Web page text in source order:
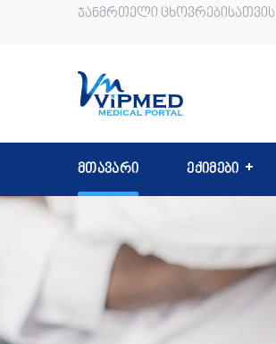
ჯანმრთელი ცხოვრებისათვის
მთავარი ექიმები